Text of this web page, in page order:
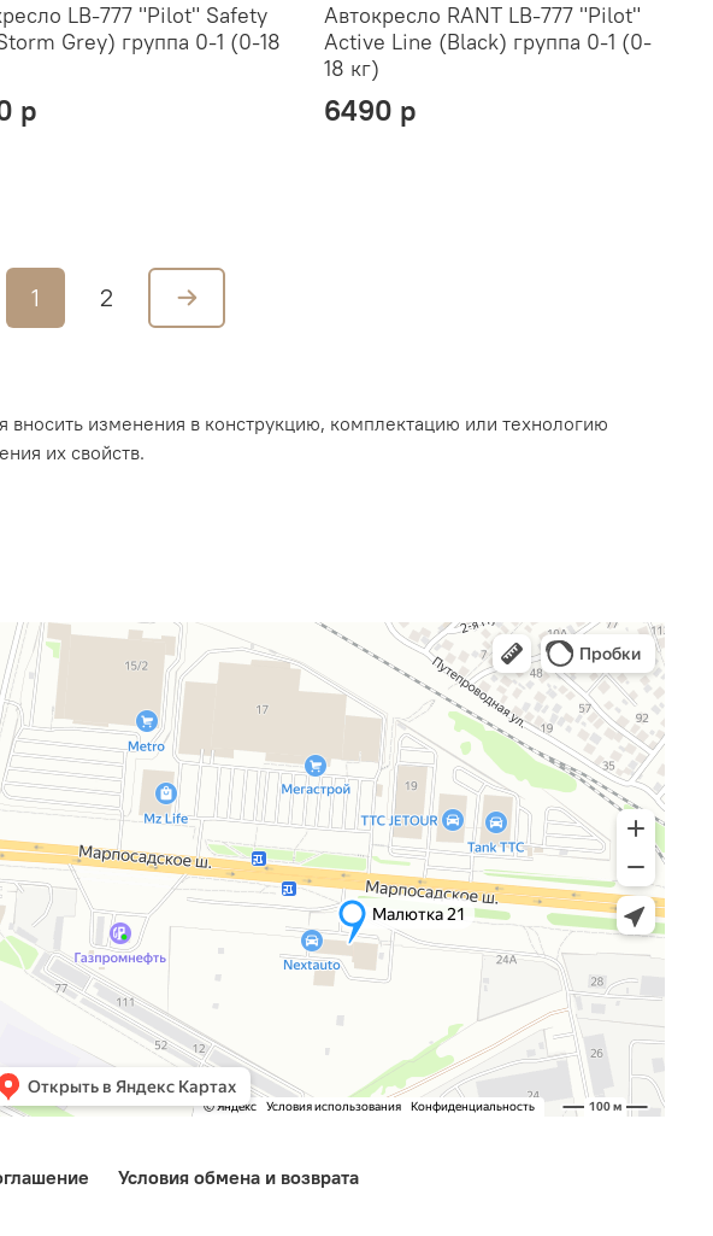
LB-777 "Pilot" Safety
Grey) группа 0-1 (0-18
р
Автокресло RANT LB-777 "Pilot"
Active Line (Black) группа 0-1 (0-
18 кг)
6490 р
1 2
вносить изменения в конструкцию, комплектацию или технологию
их свойств.
Условия обмена и возврата